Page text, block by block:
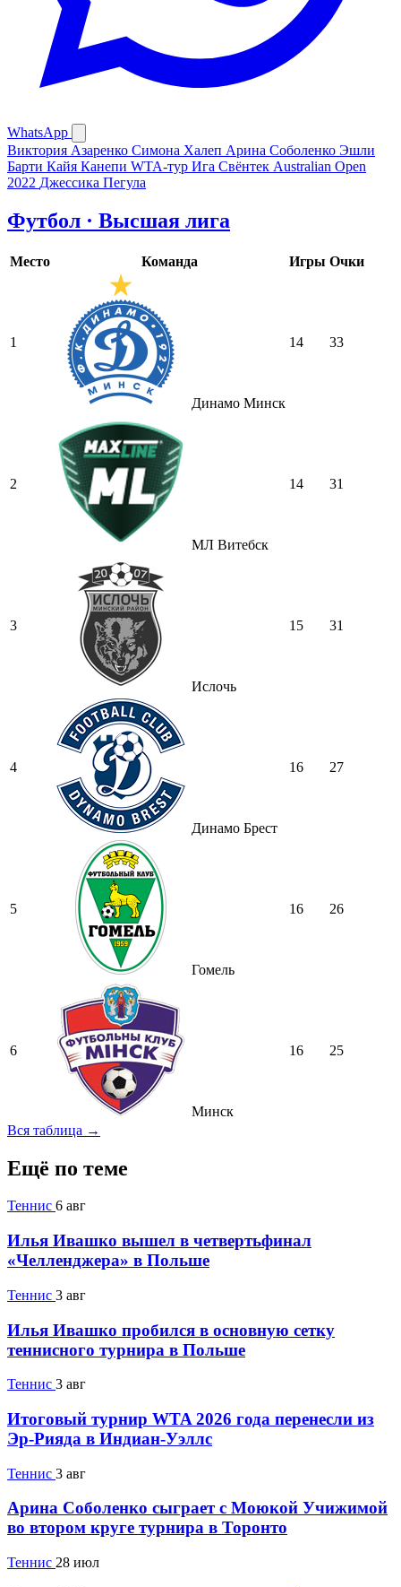
WhatsApp
Виктория Азаренко Симона Халеп Арина Соболенко Эшли
Барти Кайя Канепи WTA-тур Ига Свёнтек Australian Open
2022 Джессика Пегула
Футбол · Высшая лига
Место Команда Игры Очки
1
Динамо Минск
14 33
2
МЛ Витебск
14 31
3
Ислочь
15 31
4
Динамо Брест
16 27
5
Гомель
16 26
6
Минск
16 25
Вся таблица →
Ещё по теме
Теннис 6 авг
Илья Ивашко вышел в четвертьфинал
«Челленджера» в Польше
Теннис 3 авг
Илья Ивашко пробился в основную сетку
теннисного турнира в Польше
Теннис 3 авг
Итоговый турнир WTA 2026 года перенесли из
Эр-Рияда в Индиан-Уэллс
Теннис 3 авг
Арина Соболенко сыграет с Моюкой Учижимой
во втором круге турнира в Торонто
Теннис 28 июл